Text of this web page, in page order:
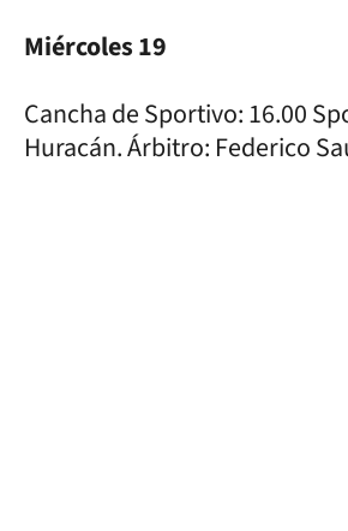
Miércoles 19
Cancha de Sportivo: 16.00
Huracán. Árbitro: Federico